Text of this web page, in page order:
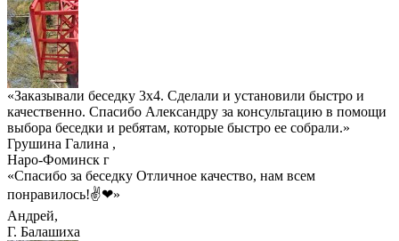
«Заказывали беседку 3х4. Сделали и установили быстро и
качественно. Спасибо Александру за консультацию в помощи
выбора беседки и ребятам, которые быстро ее собрали.»
Грушина Галина ,
Наро-Фоминск г
«Спасибо за беседку Отличное качество, нам всем
понравилось!✌❤»
Андрей,
Г. Балашиха